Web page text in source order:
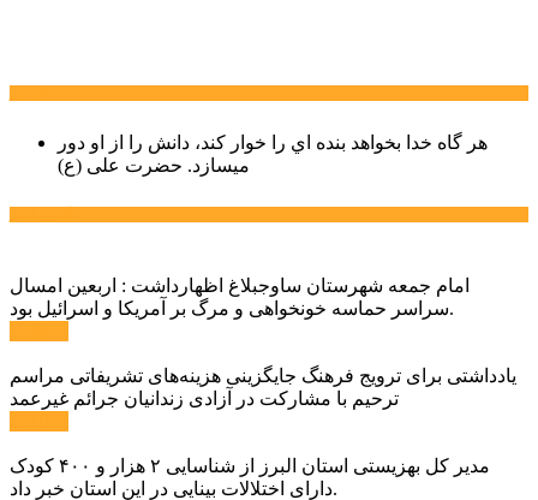
هر گاه خدا بخواهد بنده اي را خوار كند، دانش را از او دور
میسازد. حضرت علی (ع)
امام جمعه شهرستان ساوجبلاغ اظهارداشت : اربعین امسال
سراسر حماسه خونخواهی و مرگ بر آمریکا و اسرائیل بود.
یادداشتی برای ترویج فرهنگ جایگزینی هزینه‌های تشریفاتی مراسم
ترحیم با مشارکت در آزادی زندانیان جرائم غیرعمد
مدیر کل بهزیستی استان البرز از شناسایی ۲ هزار و ۴۰۰ کودک
دارای اختلالات بینایی در این استان خبر داد.